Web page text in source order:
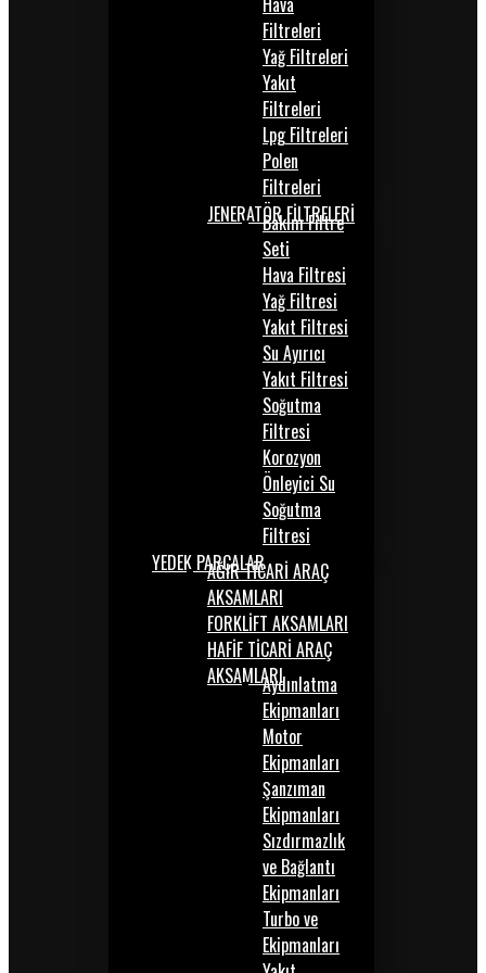
Filtreleri
Yağ Filtreleri
Yakıt
Filtreleri
Lpg Filtreleri
Polen
Filtreleri
JENERATÖR FİLTRELERİ
Bakım Filtre
Seti
Hava Filtresi
Yağ Filtresi
Yakıt Filtresi
Su Ayırıcı
Yakıt Filtresi
Soğutma
Filtresi
Korozyon
Önleyici Su
Soğutma
Filtresi
YEDEK PARÇALARAĞIR TİCARİ ARAÇ
AKSAMLARI
FORKLİFT AKSAMLARI
HAFİF TİCARİ ARAÇ
AKSAMLARIAydınlatma
Ekipmanları
Motor
Ekipmanları
Şanzıman
Ekipmanları
Sızdırmazlık
ve Bağlantı
Ekipmanları
Turbo ve
Ekipmanları